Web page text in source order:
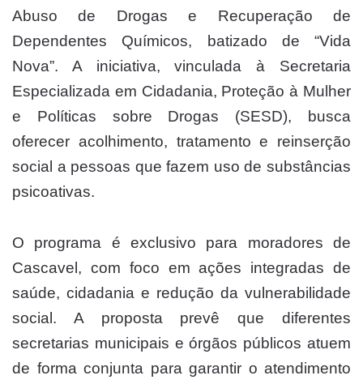
Abuso de Drogas e Recuperação de
Dependentes Químicos, batizado de “Vida
Nova”. A iniciativa, vinculada à Secretaria
Especializada em Cidadania, Proteção à Mulher
e Políticas sobre Drogas (SESD), busca
oferecer acolhimento, tratamento e reinserção
social a pessoas que fazem uso de substâncias
psicoativas.
O programa é exclusivo para moradores de
Cascavel, com foco em ações integradas de
saúde, cidadania e redução da vulnerabilidade
social. A proposta prevê que diferentes
secretarias municipais e órgãos públicos atuem
de forma conjunta para garantir o atendimento